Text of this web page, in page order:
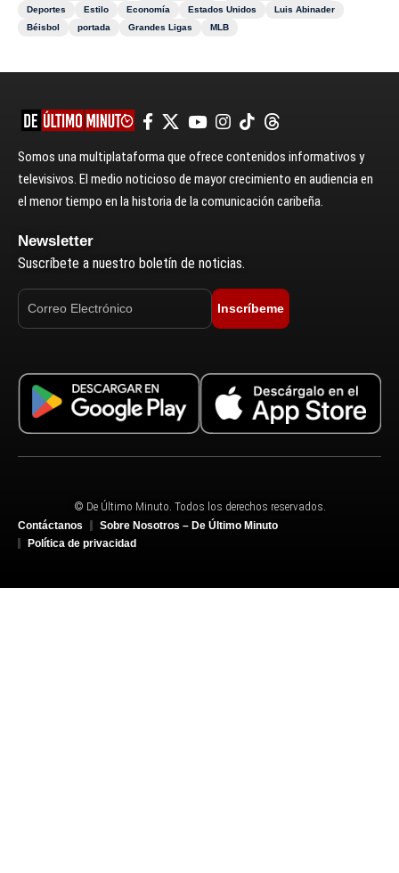
Deportes
Estilo Economía Estados Unidos
Luis Abinader
Béisbol
portada Grandes Ligas MLB
Somos una multiplataforma que ofrece contenidos informativos y
televisivos. El medio noticioso de mayor crecimiento en audiencia en
el menor tiempo en la historia de la comunicación caribeña.
Newsletter
Suscríbete a nuestro boletín de noticias.
Inscríbeme
© De Último Minuto. Todos los derechos reservados.
Contáctanos
Sobre Nosotros – De Último Minuto
Política de privacidad